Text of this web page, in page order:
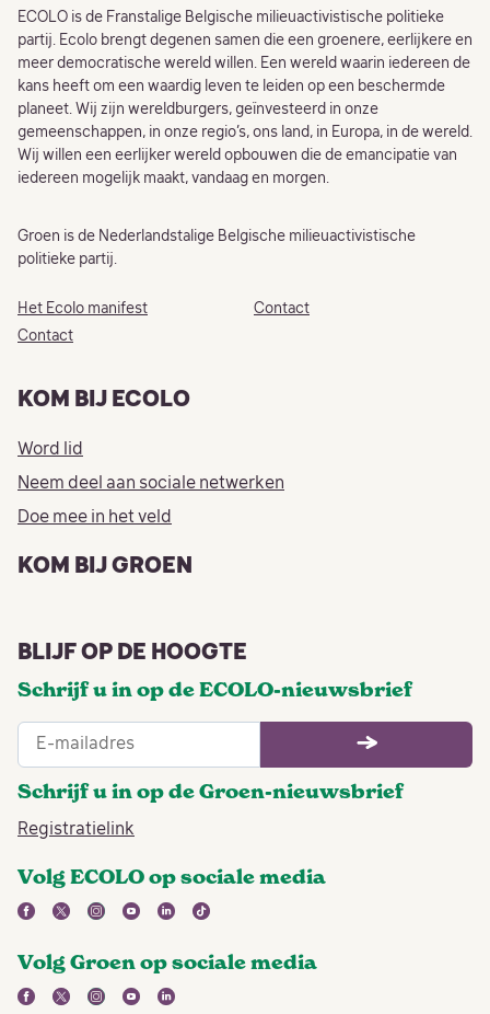
ECOLO is de Franstalige Belgische milieuactivistische politieke
partij. Ecolo brengt degenen samen die een groenere, eerlijkere en
meer democratische wereld willen. Een wereld waarin iedereen de
kans heeft om een ​​waardig leven te leiden op een beschermde
planeet. Wij zijn wereldburgers, geïnvesteerd in onze
gemeenschappen, in onze regio’s, ons land, in Europa, in de wereld.
Wij willen een eerlijker wereld opbouwen die de emancipatie van
iedereen mogelijk maakt, vandaag en morgen.
Groen is de Nederlandstalige Belgische milieuactivistische
politieke partij.
Het Ecolo manifest
Contact
Contact
KOM BIJ ECOLO
Word lid
Neem deel aan sociale netwerken
Doe mee in het veld
KOM BIJ GROEN
BLIJF OP DE HOOGTE
Schrijf u in op de ECOLO-nieuwsbrief
Schrijf u in op de Groen-nieuwsbrief
Registratielink
Volg ECOLO op sociale media
facebook
twitterinstagram
youtube
linkedin
tiktok
Volg Groen op sociale media
facebook
twitterinstagram
youtubelinkedin